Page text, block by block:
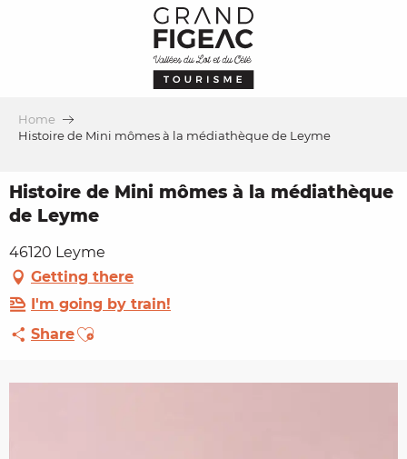
Home
Histoire de Mini mômes à la médiathèque de Leyme
Histoire de Mini mômes à la médiathèque
de Leyme
46120 Leyme
Getting there
I'm going by train!
ShareAjouter aux favoris